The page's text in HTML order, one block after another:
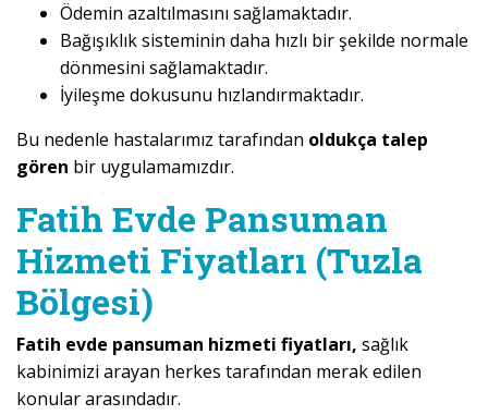
Ödemin azaltılmasını sağlamaktadır.
Bağışıklık sisteminin daha hızlı bir şekilde normale
dönmesini sağlamaktadır.
İyileşme dokusunu hızlandırmaktadır.
Bu nedenle hastalarımız tarafından oldukça talep
gören bir uygulamamızdır.
Fatih Evde Pansuman
Hizmeti Fiyatları (Tuzla
Bölgesi)
Fatih evde pansuman hizmeti fiyatları, sağlık
kabinimizi arayan herkes tarafından merak edilen
konular arasındadır.